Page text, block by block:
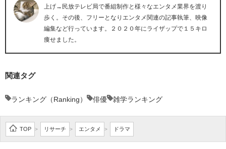
上げ→民放テレビ局で番組制作と様々なエンタメ業界を渡り
歩く。その後、フリーとなりエンタメ関連の記事執筆、映像
編集など行っています。２０２０年にライザップで１５キロ
痩せました。
関連タグ
ランキング（Ranking） 俳優 雑学ランキング
TOP > リサーチ > エンタメ > ドラマ